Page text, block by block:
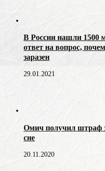
В России нашли 1500
ответ на вопрос,
заразен
29.01.2021
Омич получил штраф
сне
20.11.2020